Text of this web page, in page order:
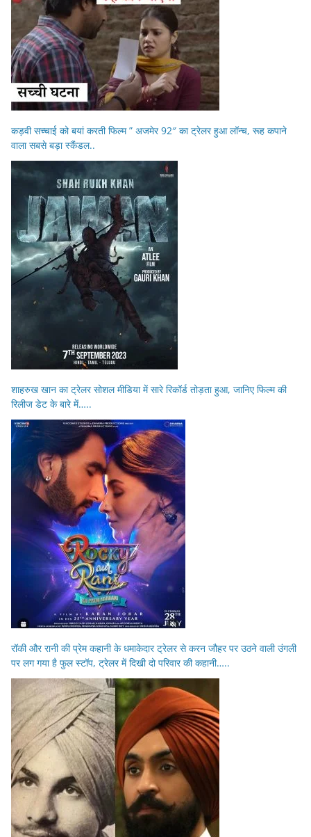
कड़वी सच्चाई को बयां करती फिल्म ” अजमेर 92″ का ट्रेलर हुआ लॉन्च, रूह कपाने
वाला सबसे बड़ा स्कैंडल..
शाहरुख खान का ट्रेलर सोशल मीडिया में सारे रिकॉर्ड तोड़ता हुआ, जानिए फिल्म की
रिलीज डेट के बारे में…..
रॉकी और रानी की प्रेम कहानी के धमाकेदार ट्रेलर से करन जौहर पर उठने वाली उंगली
पर लग गया है फुल स्टॉप, ट्रेलर में दिखी दो परिवार की कहानी…..